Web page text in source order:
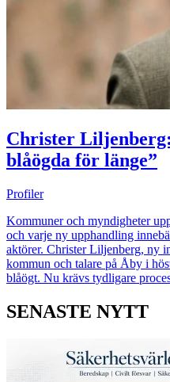
Christer
blåögda för länge”
Profiler
Kommuner och myndigheter
och varje ny upphandling
aktörer. Christer Liljenberg, ny
kommun och talare på Åby i
blåögt. Nu krävs tydligare
SENASTE NYTT